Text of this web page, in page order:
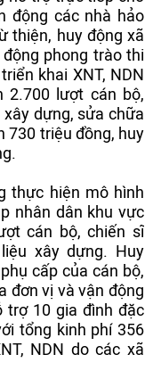
động các nhà hảo
thiện, huy động xã
phong trào thi
khai XNT, NDN
2.700 lượt cán bộ,
dựng, sửa chữa
730 triệu đồng, huy
thực hiện mô hình
nhân dân khu vực
cán bộ, chiến sĩ
xây dựng. Huy
cấp của cán bộ,
đơn vị và vận động
trợ 10 gia đình đặc
tổng kinh phí 356
NDN do các xã